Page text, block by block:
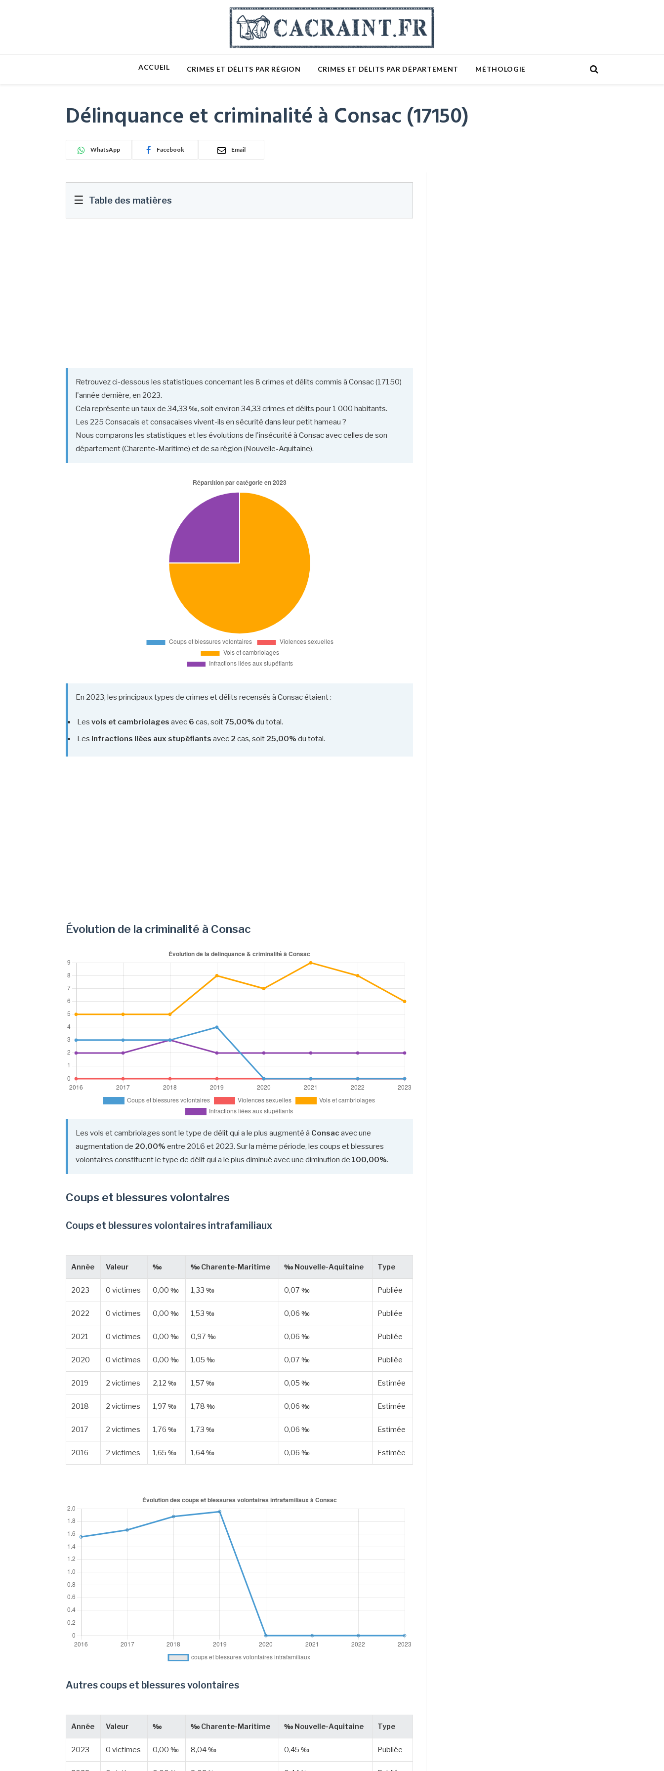
ACCUEIL CRIMES ET DÉLITS PAR RÉGION CRIMES ET DÉLITS PAR DÉPARTEMENT MÉTHOLOGIE
Délinquance et criminalité à Consac (17150)
WhatsApp Facebook Email
☰ Table des matières
Retrouvez ci-dessous les statistiques concernant les 8 crimes et délits commis à Consac (17150)
l'année dernière, en 2023.
Cela représente un taux de 34,33 ‰, soit environ 34,33 crimes et délits pour 1 000 habitants.
Les 225 Consacais et consacaises vivent-ils en sécurité dans leur petit hameau ?
Nous comparons les statistiques et les évolutions de l'insécurité à Consac avec celles de son
département (Charente-Maritime) et de sa région (Nouvelle-Aquitaine).
En 2023, les principaux types de crimes et délits recensés à Consac étaient :
Les vols et cambriolages avec 6 cas, soit75,00% du total.
Les infractions liées aux stupéfiants avec 2 cas, soit 25,00% du total.
Évolution de la criminalité à Consac
Les vols et cambriolages sont le type de délit qui a le plus augmenté à Consac avec une
augmentation de 20,00% entre 2016 et 2023. Sur la même période, les coups et blessures
volontaires constituent le type de délit qui a le plus diminué avec une diminution de 100,00%.
Coups et blessures volontaires
Coups et blessures volontaires intrafamiliaux
Année Valeur ‰ ‰ Charente-Maritime ‰ Nouvelle-Aquitaine Type
2023 0 victimes 0,00 ‰ 1,33 ‰ 0,07 ‰ Publiée
2022 0 victimes 0,00 ‰ 1,53 ‰ 0,06 ‰ Publiée
2021 0 victimes 0,00 ‰ 0,97 ‰ 0,06 ‰ Publiée
2020 0 victimes 0,00 ‰ 1,05 ‰ 0,07 ‰ Publiée
2019 2 victimes 2,12 ‰ 1,57 ‰ 0,05 ‰ Estimée
2018 2 victimes 1,97 ‰ 1,78 ‰ 0,06 ‰ Estimée
2017 2 victimes 1,76 ‰ 1,73 ‰ 0,06 ‰ Estimée
2016 2 victimes 1,65 ‰ 1,64 ‰ 0,06 ‰ Estimée
Autres coups et blessures volontaires
Année Valeur ‰ ‰ Charente-Maritime ‰ Nouvelle-Aquitaine Type
2023 0 victimes 0,00 ‰ 8,04 ‰ 0,45 ‰ Publiée